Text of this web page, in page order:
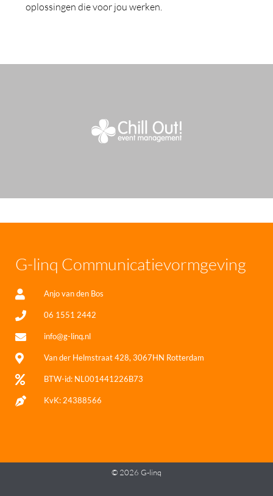
oplossingen die voor jou werken.
G-linq Communicatievormgeving
Anjo van den Bos
06 1551 2442
info@g-linq.nl
Van der Helmstraat 428, 3067HN Rotterdam
BTW-id: NL001441226B73
KvK: 24388566
© 2026 G-linq